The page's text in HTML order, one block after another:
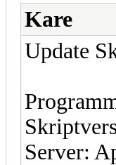
Kare
Update
Server: